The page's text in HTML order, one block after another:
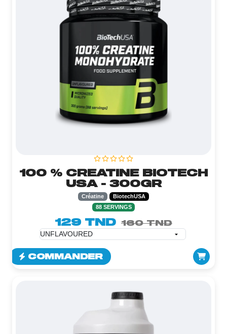
100 % CREATINE BIOTECH
USA - 300GR
Créatine
BiotechUSA
88 SERVINGS
129 TND 160 TND
COMMANDER